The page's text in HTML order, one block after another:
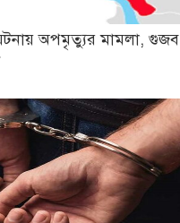
অপমৃত্যুর মামলা,